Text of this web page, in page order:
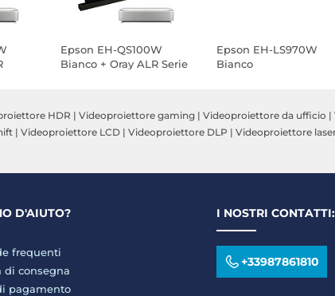
Epson EH-QS100W
Bianco + Oray ALR Serie
Epson EH-LS970W
Bianco
HDR | Videoproiettore gaming | Videoproiettore da ufficio |
| Videoproiettore LCD | Videoproiettore DLP | Videoproiettore
D'AIUTO?
frequenti
di consegna
pagamento
I NOSTRI CONTATTI:
+33987861810